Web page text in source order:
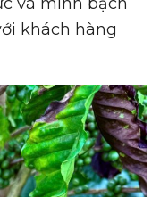
khách hàng